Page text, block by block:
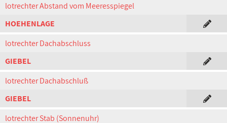
lotrechter Abstand vom Meeresspiegel
HOEHENLAGE
lotrechter Dachabschluss
GIEBEL
lotrechter Dachabschluß
GIEBEL
lotrechter Stab (Sonnenuhr)